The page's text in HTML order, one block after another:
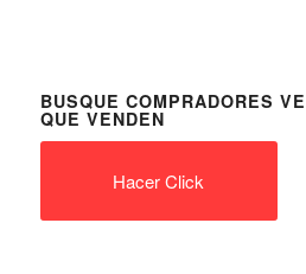
BUSQUE COMPRADORES
QUE VENDEN
Hacer Click